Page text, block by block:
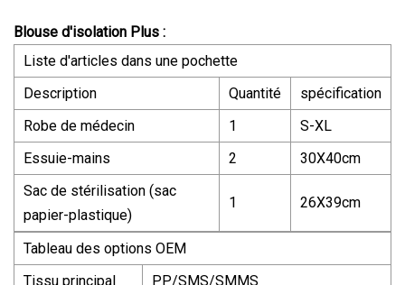
Blouse d'isolation Plus :
Liste d'articles dans une pochette
Description
Quantité
spécification
Robe de médecin
1
S-XL
Essuie-mains
2
30X40cm
Sac de stérilisation (sac
papier-plastique)
1 26X39cm
Tableau des options OEM
Tissu principal
PP/SMS/SMMS